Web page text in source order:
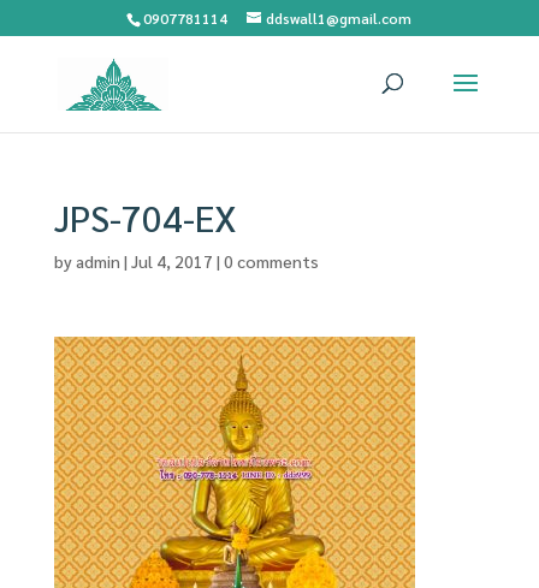
0907781114 ddswall1@gmail.com
JPS-704-EX
byadmin | Jul 4, 2017 | 0 comments